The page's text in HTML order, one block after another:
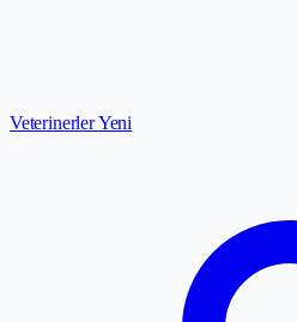
VeterinerlerYeni